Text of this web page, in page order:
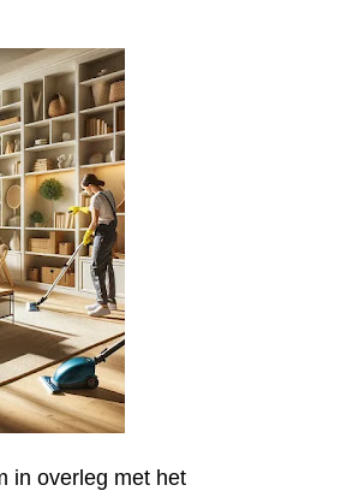
in overleg met het